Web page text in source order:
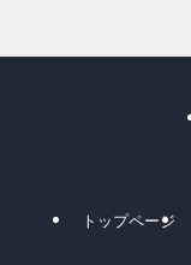
トップページ